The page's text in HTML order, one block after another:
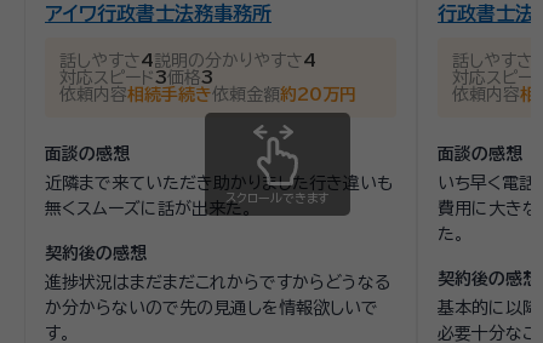
アイワ行政書士法務事務所
話しやすさ4説明の分かりやすさ4
対応スピード3価格3
依頼内容相続手続き依頼金額約20万円
面談の感想
近隣まで来ていただき助かりました行き違いも
無くスムーズに話が出来た。
契約後の感想
進捗状況はまだまだこれからですからどうなる
か分からないので先の見通しを情報欲しいで
す。
行政書士法
話しやすさ
対応スピー
依頼内容相
面談の感想
いち早く電話
費用に大き
た。
契約後の感想
基本的に以降
必要十分なご
スクロールできます